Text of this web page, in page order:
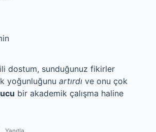
dostum, sunduğunuz fikirler
yoğunluğunu artırdı ve onu çok
bir akademik çalışma haline